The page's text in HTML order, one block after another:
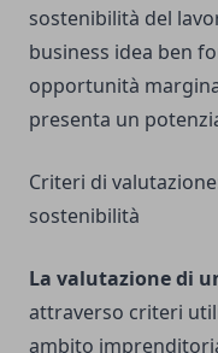
sostenibilità del
business idea ben
opportunità
presenta un
Criteri di
sostenibilità
La valutazione di
attraverso criteri
ambito